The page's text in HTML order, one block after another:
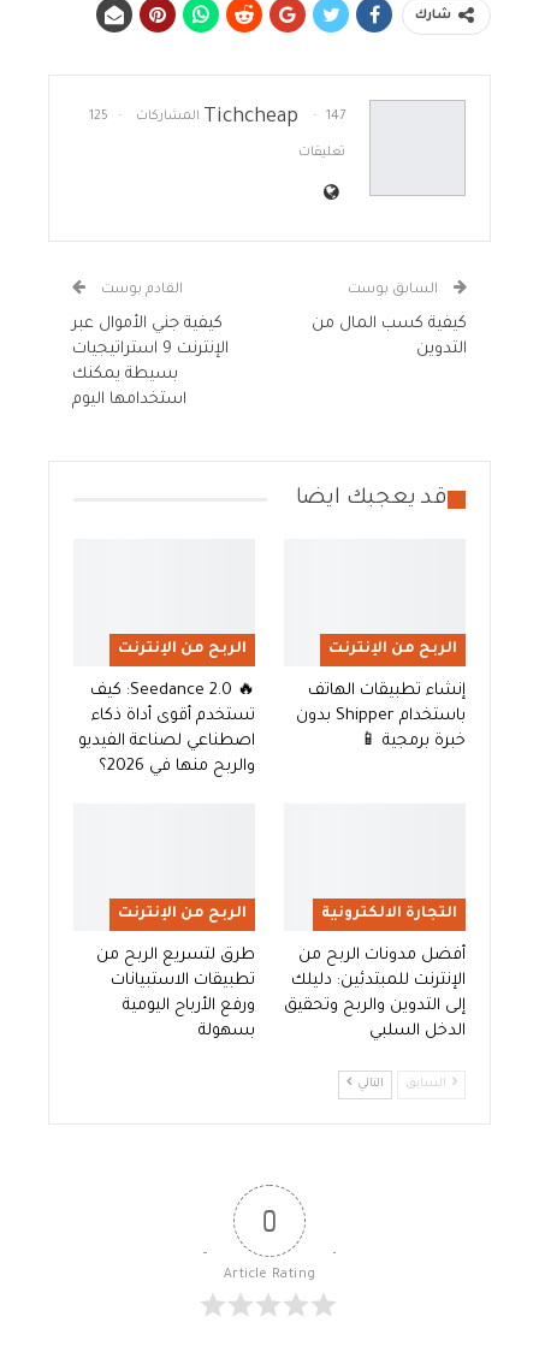
شارك
Tichcheap 147 المشاركات 125
تعليقات
السابق بوست
كيفية كسب المال من
التدوين
القادم بوست
كيفية جني الأموال عبر
الإنترنت 9 استراتيجيات
بسيطة يمكنك
استخدامها اليوم
قد يعجبك ايضا
الربح من الإنترنت
إنشاء تطبيقات الهاتف
باستخدام Shipper بدون
خبرة برمجية 📱
الربح من الإنترنت
🔥 Seedance 2.0: كيف
تستخدم أقوى أداة ذكاء
اصطناعي لصناعة الفيديو
والربح منها في 2026؟
التجارة الالكترونية
أفضل مدونات الربح من
الإنترنت للمبتدئين: دليلك
إلى التدوين والربح وتحقيق
الدخل السلبي
الربح من الإنترنت
طرق لتسريع الربح من
تطبيقات الاستبيانات
ورفع الأرباح اليومية
بسهولة
السابق التالي
0
Article Rating